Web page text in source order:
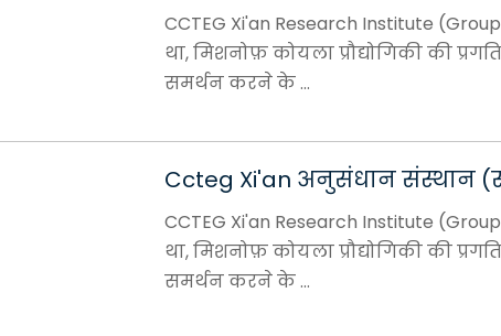
CCTEG Xi'an Research Institute
था, मिशनोफ़ कोयला प्रौद्योगिकी की
समर्थन करने के ...
Ccteg Xi'an अनुसंधान संस्थान
CCTEG Xi'an Research Institute
था, मिशनोफ़ कोयला प्रौद्योगिकी की
समर्थन करने के ...